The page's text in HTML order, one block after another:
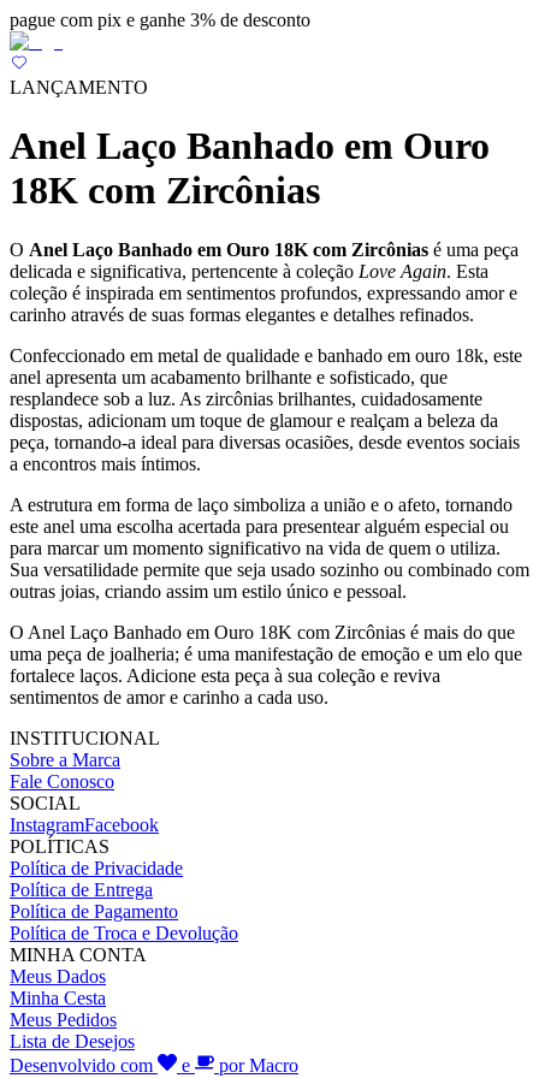
pague com pix e ganhe 3% de desconto
LANÇAMENTO
Anel Laço Banhado em Ouro
18K com Zircônias
O Anel Laço Banhado em Ouro 18K com Zircônias é uma peça
delicada e significativa, pertencente à coleção Love Again. Esta
coleção é inspirada em sentimentos profundos, expressando amor e
carinho através de suas formas elegantes e detalhes refinados.
Confeccionado em metal de qualidade e banhado em ouro 18k, este
anel apresenta um acabamento brilhante e sofisticado, que
resplandece sob a luz. As zircônias brilhantes, cuidadosamente
dispostas, adicionam um toque de glamour e realçam a beleza da
peça, tornando-a ideal para diversas ocasiões, desde eventos sociais
a encontros mais íntimos.
A estrutura em forma de laço simboliza a união e o afeto, tornando
este anel uma escolha acertada para presentear alguém especial ou
para marcar um momento significativo na vida de quem o utiliza.
Sua versatilidade permite que seja usado sozinho ou combinado com
outras joias, criando assim um estilo único e pessoal.
O Anel Laço Banhado em Ouro 18K com Zircônias é mais do que
uma peça de joalheria; é uma manifestação de emoção e um elo que
fortalece laços. Adicione esta peça à sua coleção e reviva
sentimentos de amor e carinho a cada uso.
INSTITUCIONAL
Sobre a Marca
Fale Conosco
SOCIAL
InstagramFacebook
POLÍTICAS
Política de Privacidade
Política de Entrega
Política de Pagamento
Política de Troca e Devolução
MINHA CONTA
Meus Dados
Minha Cesta
Meus Pedidos
Lista de Desejos
Desenvolvido com
e
por Macro